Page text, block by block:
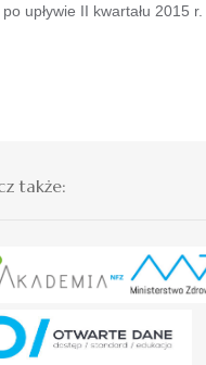
upływie II kwartału 2015 r.
także: